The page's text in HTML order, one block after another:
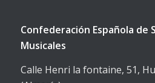
Confederación Española de
Musicales
Calle Henri la fontaine, 51,